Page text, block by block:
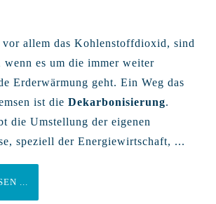
vor allem das Kohlenstoffdioxid, sind
es um die immer weiter
Erderwärmung geht. Ein Weg das
ist die Dekarbonisierung.
die Umstellung der eigenen
speziell der Energiewirtschaft, ...
...